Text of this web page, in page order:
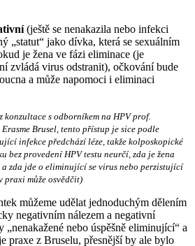
(ještě se nenakazila nebo infekci
„statut“ jako dívka, která se sexuálním
je žena ve fázi eliminace (je
zvládá virus odstranit), očkování bude
a může napomoci i eliminaci
konzultace s odborníkem na HPV prof.
Brusel, tento přístup je sice podle
infekce předchází léze, takže kolposkopické
bez provedení HPV testu neurčí, zda je žena
zda jde o eliminující se virus nebo perzistující
praxi může osvědčit)
můžeme udělat jednoduchým dělením
negativním nálezem a negativní
nebo úspěšně eliminující“ a
praxe z Bruselu, přesnější by ale bylo